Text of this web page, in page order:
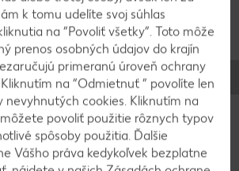
s kuracími stehnami dáme do
zmrazovanie, dobre
asi 2 hodiny.
rozpučíme a opražíme na
k tomu udelíte svoj súhlas
na “Povoliť všetky”. Toto môže
prenos osobných údajov do krajín
primeranú úroveň ochrany
na “Odmietnuť ” povolíte len
nevyhnutých cookies. Kliknutím na
môžete povoliť použitie rôznych typov
spôsoby použitia. Ďalšie
Vášho práva kedykoľvek bezplatne